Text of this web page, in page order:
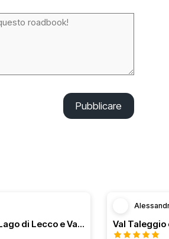
Pubblicare
Dal Sud Milano al Lago di Lecco e Valli bergamasche Val Taleggio